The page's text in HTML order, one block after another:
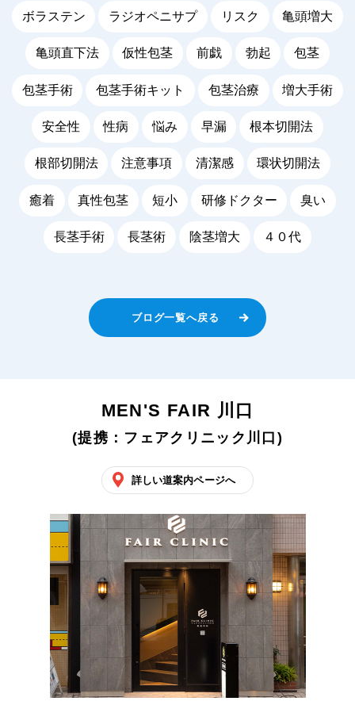
ボラステン ラジオペニサプ リスク 亀頭増大
亀頭直下法 仮性包茎 前戯 勃起 包茎
包茎手術 包茎手術キット 包茎治療 増大手術
安全性 性病 悩み 早漏 根本切開法
根部切開法 注意事項 清潔感 環状切開法
癒着 真性包茎 短小 研修ドクター 臭い
長茎手術 長茎術 陰茎増大 ４０代
ブログ一覧へ戻る
MEN'S FAIR 川口
(提携：フェアクリニック川口)
詳しい道案内ページへ